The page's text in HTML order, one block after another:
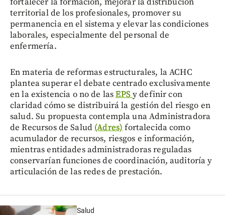
territorial de los profesionales, promover su
permanencia en el sistema y elevar las condiciones
laborales, especialmente del personal de
enfermería.
En materia de reformas estructurales, la ACHC
plantea superar el debate centrado exclusivamente
en la existencia o no de lasEPS y definir con
claridad cómo se distribuirá la gestión del riesgo en
salud. Su propuesta contempla una Administradora
de Recursos de Salud (Adres) fortalecida como
acumulador de recursos, riesgos e información,
mientras entidades administradoras reguladas
conservarían funciones de coordinación, auditoría y
articulación de las redes de prestación.
Salud